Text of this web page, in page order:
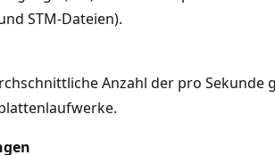
STM-Dateien).
Anzahl der pro Sekunde